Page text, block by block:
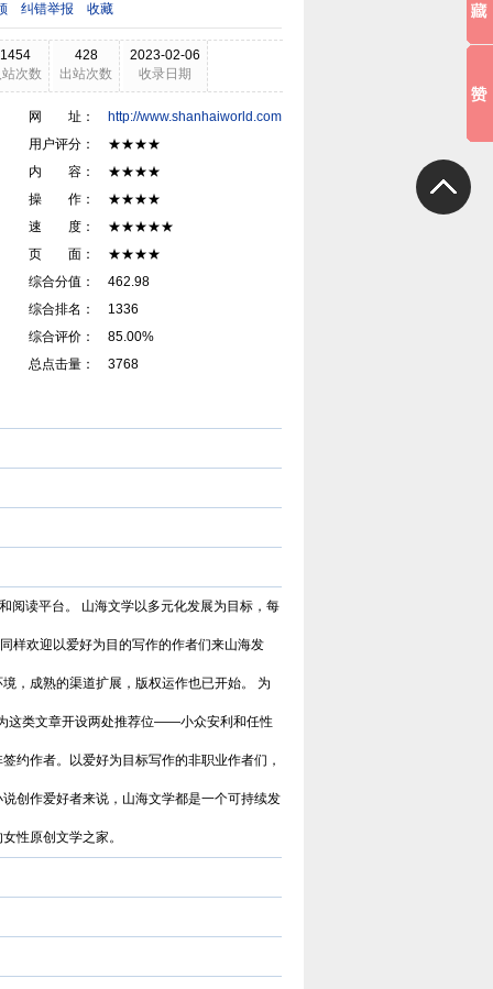
小说网创建于2006年，是中
，集创作、阅读于一体的国内领
纠错举报 收藏
1454
站次数
428
出站次数
2023-02-06
收录日期
网 址： http://www.shanhaiworld.com
用户评分： ★★★★
内 容： ★★★★
操 作： ★★★★
速 度： ★★★★★
页 面： ★★★★
综合分值： 462.98
综合排名： 1336
综合评价： 85.00%
总点击量： 3768
阅读平台。 山海文学以多元化发展为目标，每
样欢迎以爱好为目的写作的作者们来山海发
，成熟的渠道扩展，版权运作也已开始。 为
这类文章开设两处推荐位——小众安利和任性
约作者。以爱好为目标写作的非职业作者们，
创作爱好者来说，山海文学都是一个可持续发
女性原创文学之家。